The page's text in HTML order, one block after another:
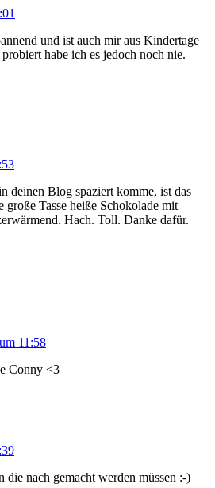
und ist auch mir aus Kindertage
habe ich es jedoch noch nie.
deinen Blog spaziert komme, ist das
große Tasse heiße Schokolade mit
Hach. Toll. Danke dafür.
11:58
Conny <3
die nach gemacht werden müssen :-)